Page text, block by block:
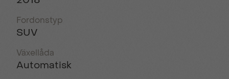
Fordonstyp
SUV
Växellåda
Automatisk